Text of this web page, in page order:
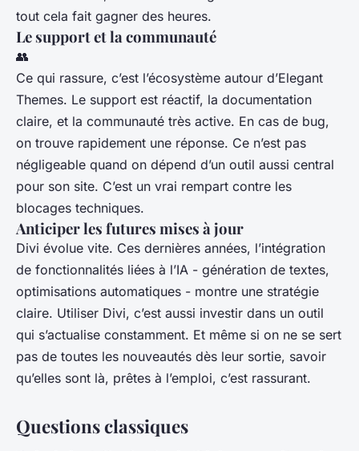
tout cela fait gagner des heures.
Le support et la communauté
👥
Ce qui rassure, c’est l’écosystème autour d’Elegant
Themes. Le support est réactif, la documentation
claire, et la communauté très active. En cas de bug,
on trouve rapidement une réponse. Ce n’est pas
négligeable quand on dépend d’un outil aussi central
pour son site. C’est un vrai rempart contre les
blocages techniques.
Anticiper les futures mises à jour
Divi évolue vite. Ces dernières années, l’intégration
de fonctionnalités liées à l’IA - génération de textes,
optimisations automatiques - montre une stratégie
claire. Utiliser Divi, c’est aussi investir dans un outil
qui s’actualise constamment. Et même si on ne se sert
pas de toutes les nouveautés dès leur sortie, savoir
qu’elles sont là, prêtes à l’emploi, c’est rassurant.
Questions classiques